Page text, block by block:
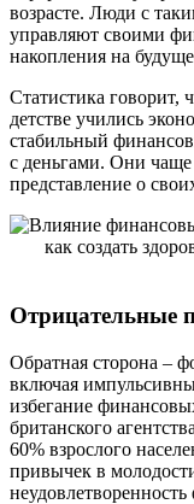
возрасте. Люди с
управляют своими
накопления на
Статистика говорит,
детстве учились
стабильный
с деньгами. Они
представление о
Отрицательные
Обратная сторона –
включая
избегание
британского
60% взрослого
привычек в